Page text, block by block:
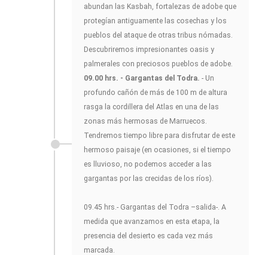
abundan las Kasbah, fortalezas de adobe que
protegían antiguamente las cosechas y los
pueblos del ataque de otras tribus nómadas.
Descubriremos impresionantes oasis y
palmerales con preciosos pueblos de adobe.
09.00 hrs. - Gargantas del Todra. - Un
profundo cañón de más de 100 m de altura
rasga la cordillera del Atlas en una de las
zonas más hermosas de Marruecos.
Tendremos tiempo libre para disfrutar de este
hermoso paisaje (en ocasiones, si el tiempo
es lluvioso, no podemos acceder a las
gargantas por las crecidas de los ríos).
09.45 hrs.- Gargantas del Todra –salida-. A
medida que avanzamos en esta etapa, la
presencia del desierto es cada vez más
marcada.